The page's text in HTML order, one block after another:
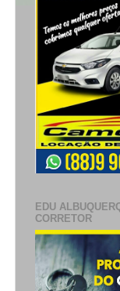
EDU
CORRETOR